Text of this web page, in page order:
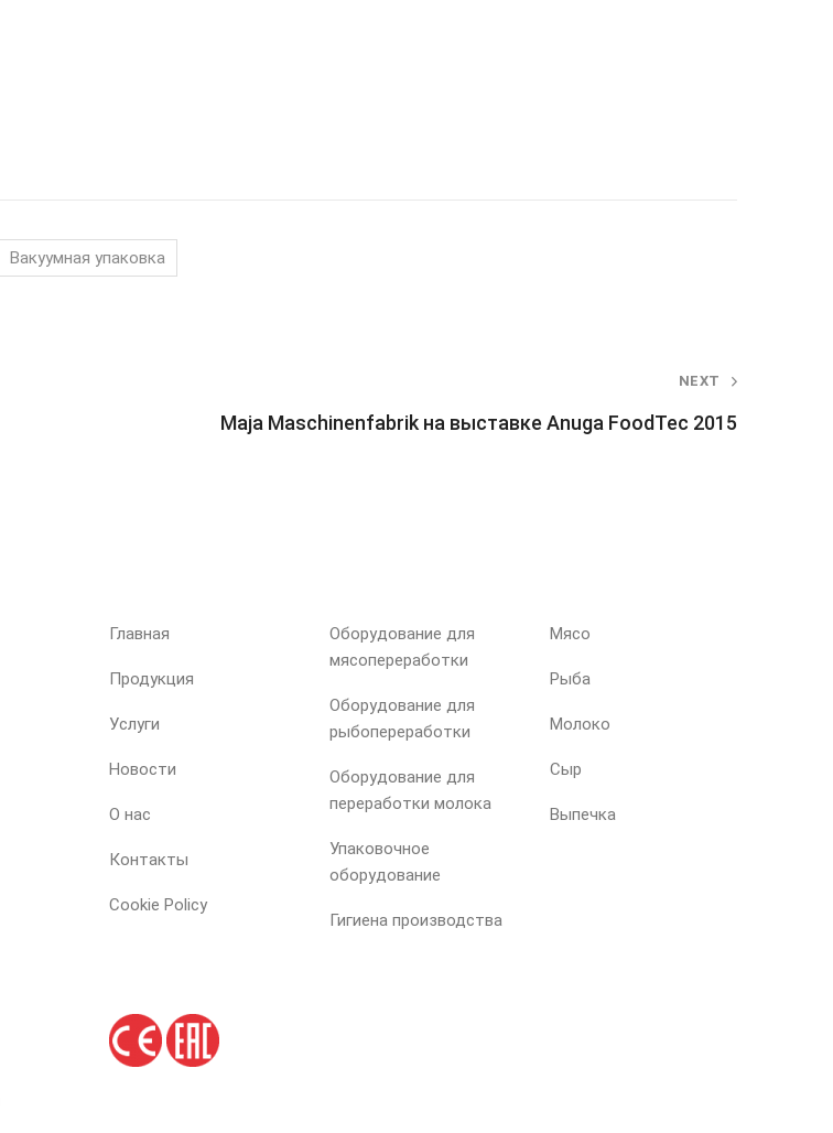
Вакуумная упаковка
NEXT
Maja Maschinenfabrik на выставке Anuga FoodTec 2015
Главная
Продукция
Услуги
Новости
О нас
Контакты
Cookie Policy
Оборудование для
мясопереработки
Оборудование для
рыбопереработки
Оборудование для
переработки молока
Упаковочное
оборудование
Гигиена производства
Мясо
Рыба
Молоко
Сыр
Выпечка